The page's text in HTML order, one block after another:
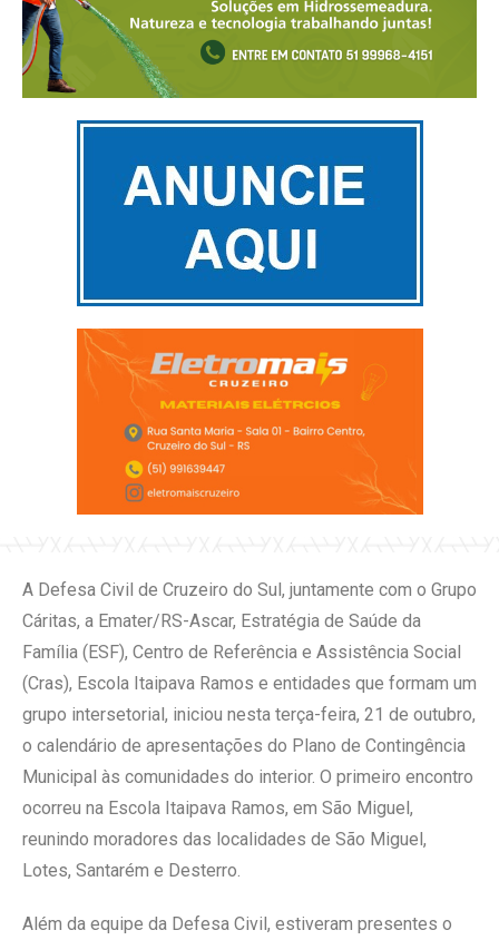
A Defesa Civil de Cruzeiro do Sul, juntamente com o Grupo
Cáritas, a Emater/RS-Ascar, Estratégia de Saúde da
Família (ESF), Centro de Referência e Assistência Social
(Cras), Escola Itaipava Ramos e entidades que formam um
grupo intersetorial, iniciou nesta terça-feira, 21 de outubro,
o calendário de apresentações do Plano de Contingência
Municipal às comunidades do interior. O primeiro encontro
ocorreu na Escola Itaipava Ramos, em São Miguel,
reunindo moradores das localidades de São Miguel,
Lotes, Santarém e Desterro.
Além da equipe da Defesa Civil, estiveram presentes o